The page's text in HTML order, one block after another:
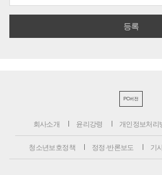
PC버전
회사소개 윤리강령 개인정보처리
청소년보호정책 정정·반론보도 기